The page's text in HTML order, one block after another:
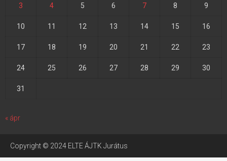
3 4 5 6 7 8 9
10 11 12 13 14 15 16
17 18 19 20 21 22 23
24 25 26 27 28 29 30
31
« ápr
Copyright © 2024 ELTE ÁJTK Jurátus